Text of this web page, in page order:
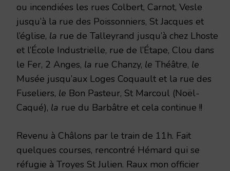
ou incendiées les rues Colbert, Carnot, Vesle
jusqu’à la rue des Poissonniers, St Jacques et
l’église, la rue de Talleyrand jusqu’à chez Lhoste
et l’École Industrielle, rue de l’Étape, Clou dans
le Fer, 2 Anges, la rue Chanzy, le Théâtre, le
Musée jusqu’aux Loges Coquault et la rue des
Fuseliers, le Bon Pasteur, St Marcoul (Noël-
Caqué), la rue du Barbâtre et cela continue !!
Revenu à Châlons par le train de 11h. Fait
quelques courses, rencontré Hémard qui se
réfugie à Troyes St Julien. Raux mon officier